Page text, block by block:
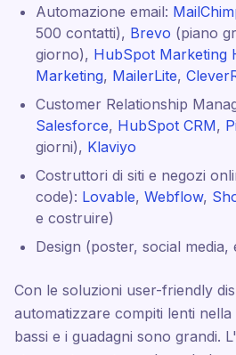
Automazione email:
500 contatti), Brevo (piano
giorno), HubSpot Marketing
Marketing, MailerLite,
Customer Relationship
Salesforce, HubSpot CRM,
giorni), Klaviyo
Costruttori di siti e negozi
code): Lovable, Webflow,
e costruire)
Design (poster, social media,
Con le soluzioni user-friendly
automatizzare compiti lenti
bassi e i guadagni sono grandi.